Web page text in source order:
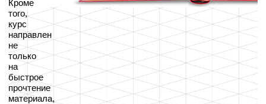
Кроме
того,
курс
направлен
не
только
на
быстрое
прочтение
материала,